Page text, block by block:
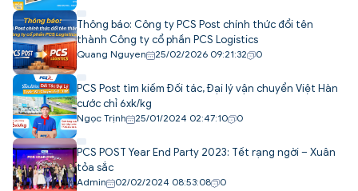
Thông báo: Công ty PCS Post chính thức đổi tên
thành Công ty cổ phần PCS Logistics
Quang Nguyen 25/02/2026 09:21:32 0
PCS Post tìm kiếm Đối tác, Đại lý vận chuyển Việt Hàn
cước chỉ 6xk/kg
Ngọc Trịnh 25/01/2024 02:47:10 0
PCS POST Year End Party 2023: Tết rạng ngời – Xuân
tỏa sắc
Admin 02/02/2024 08:53:08 0